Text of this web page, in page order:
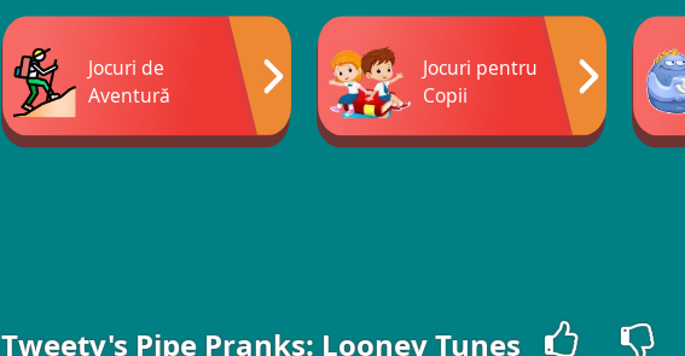
Jocuri de
Aventură
Jocuri pentru
Copii
Tweety's Pipe Pranks: Looney Tunes